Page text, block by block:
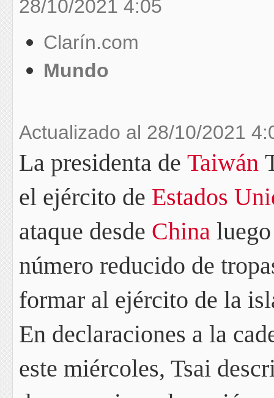
28/10/2021 4:05
Clarín.com
Mundo
Actualizado al 28/10/2021
La presidenta de Taiwán
el ejército de Estados
ataque desde China
número reducido de
formar al ejército de la
En declaraciones a la
este miércoles, Tsai